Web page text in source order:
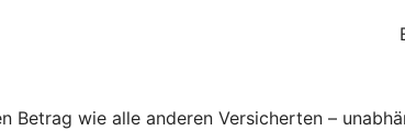
wie alle anderen Versicherten –